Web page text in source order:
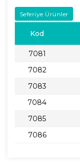
Seferiye Ürünler
Kod
7081
7082
7083
7084
7085
7086